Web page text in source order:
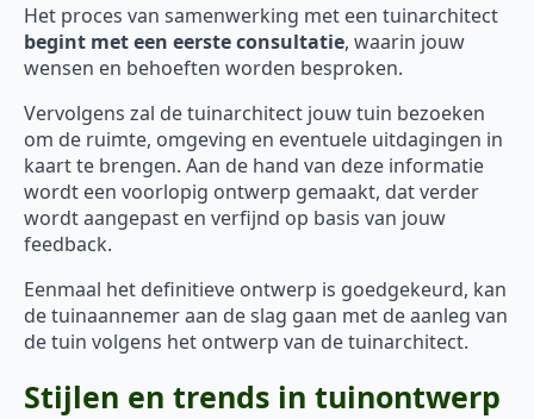
Het proces van samenwerking met een tuinarchitect
begint met een eerste consultatie, waarin jouw
wensen en behoeften worden besproken.
Vervolgens zal de tuinarchitect jouw tuin bezoeken
om de ruimte, omgeving en eventuele uitdagingen in
kaart te brengen. Aan de hand van deze informatie
wordt een voorlopig ontwerp gemaakt, dat verder
wordt aangepast en verfijnd op basis van jouw
feedback.
Eenmaal het definitieve ontwerp is goedgekeurd, kan
de tuinaannemer aan de slag gaan met de aanleg van
de tuin volgens het ontwerp van de tuinarchitect.
Stijlen en trends in tuinontwerp